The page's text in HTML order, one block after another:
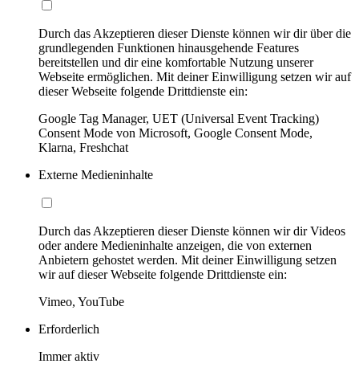
Durch das Akzeptieren dieser Dienste können wir dir über die
grundlegenden Funktionen hinausgehende Features
bereitstellen und dir eine komfortable Nutzung unserer
Webseite ermöglichen. Mit deiner Einwilligung setzen wir auf
dieser Webseite folgende Drittdienste ein:
Google Tag Manager, UET (Universal Event Tracking)
Consent Mode von Microsoft, Google Consent Mode,
Klarna, Freshchat
Externe Medieninhalte
Durch das Akzeptieren dieser Dienste können wir dir Videos
oder andere Medieninhalte anzeigen, die von externen
Anbietern gehostet werden. Mit deiner Einwilligung setzen
wir auf dieser Webseite folgende Drittdienste ein:
Vimeo, YouTube
Erforderlich
Immer aktiv